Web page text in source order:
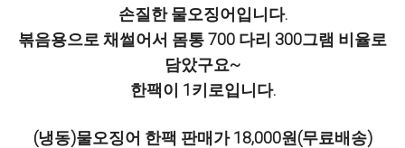
손질한 물오징어입니다.
볶음용으로 채썰어서 몸통 700 다리 300그램 비율로
담았구요~
한팩이 1키로입니다.
(냉동)물오징어 한팩 판매가 18,000원(무료배송)